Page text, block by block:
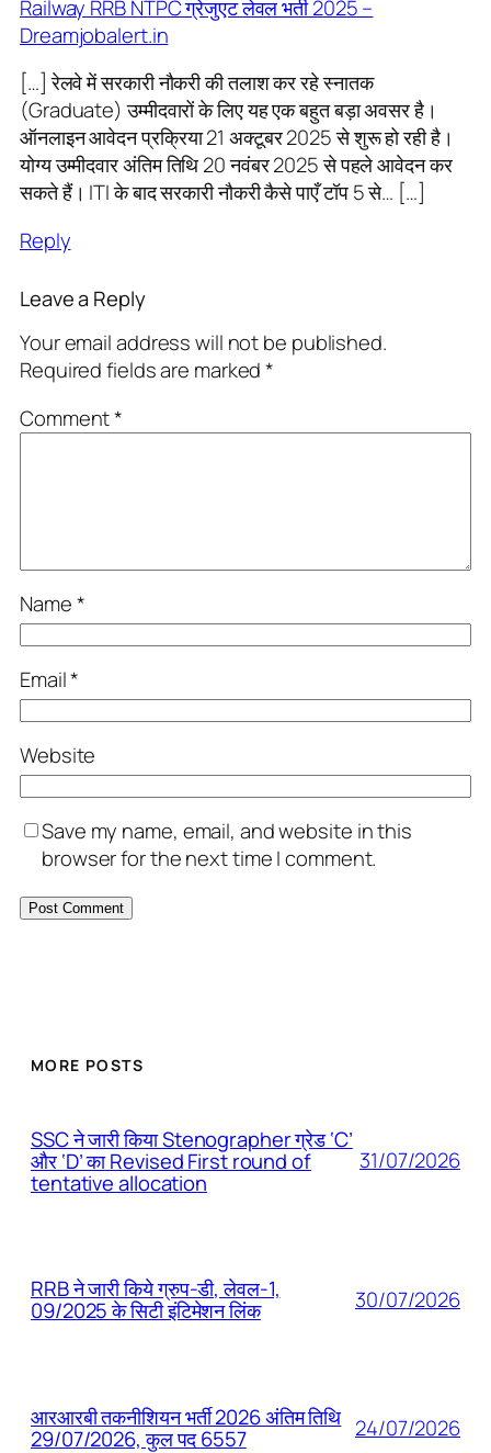
Railway RRB NTPC ग्रेजुएट लेवल भर्ती 2025 –
Dreamjobalert.in
[…] रेलवे में सरकारी नौकरी की तलाश कर रहे स्नातक
(Graduate) उम्मीदवारों के लिए यह एक बहुत बड़ा अवसर है।
ऑनलाइन आवेदन प्रक्रिया 21 अक्टूबर 2025 से शुरू हो रही है।
योग्य उम्मीदवार अंतिम तिथि 20 नवंबर 2025 से पहले आवेदन कर
सकते हैं। ITI के बाद सरकारी नौकरी कैसे पाएँ टॉप 5 से… […]
Reply
Leave a Reply
Your email address will not be published.
Required fields are marked*
Comment*
Name*
Email*
Website
Save my name, email, and website in this
browser for the next time I comment.
MORE POSTS
SSC ने जारी किया Stenographer ग्रेड ‘C’
और ‘D’ का Revised First round of
tentative allocation
31/07/2026
RRB ने जारी किये ग्रुप-डी, लेवल-1,
09/2025 के सिटी इंटिमेशन लिंक 30/07/2026
आरआरबी तकनीशियन भर्ती 2026 अंतिम तिथि
29/07/2026, कुल पद 6557 24/07/2026